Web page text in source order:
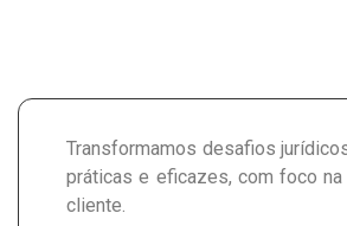
Transformamos desafios
práticas e eficazes, com foco
cliente.